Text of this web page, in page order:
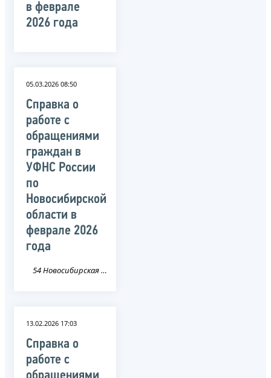
в феврале
2026 года
05.03.2026 08:50
Справка о
работе с
обращениями
граждан в
УФНС России
по
Новосибирской
области в
феврале 2026
года
54 Новосибирская область
13.02.2026 17:03
Справка о
работе с